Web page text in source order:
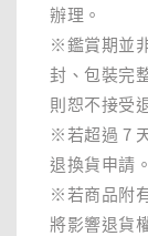
辦理。
※鑑賞期並
封、包裝完
則恕不接受
※若超過 7
退換貨申請。
※若商品附
將影響退貨